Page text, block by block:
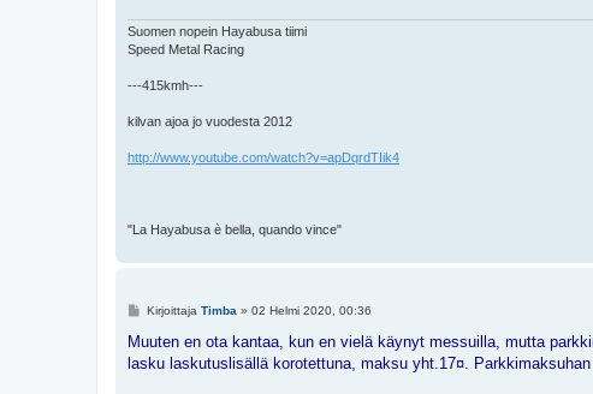
Suomen nopein Hayabusa tiimi
Speed Metal Racing
---415kmh---
kilvan ajoa jo vuodesta 2012
http://www.youtube.com/watch?v=apDqrdTIik4
"La Hayabusa è bella, quando vince"
V
e
t
Kirjoittaja Timba » 02 Helmi 2020, 00:36
Muuten en ota kantaa, kun en vielä käynyt messuilla, mutta
lasku laskutuslisällä korotettuna, maksu yht.17¤.